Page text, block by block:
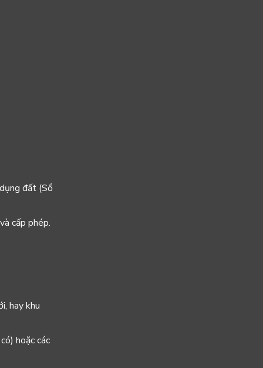
đất (Sổ
cấp phép.
hay khu
hoặc các